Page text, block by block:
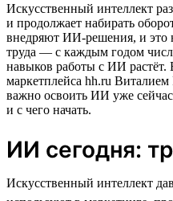
Искусственный интеллект
и продолжает набирать
внедряют ИИ‑решения, и это
труда — с каждым годом
навыков работы с ИИ растёт.
маркетплейса hh.ru
важно освоить ИИ уже
и с чего начать.
ИИ сегодня:
Искусственный интеллект